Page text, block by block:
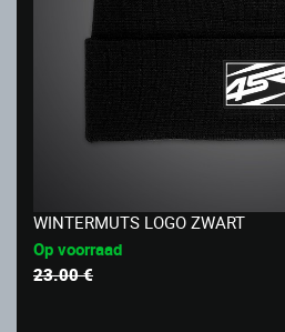
WINTERMUTS LOGO ZWART
Op voorraad
23.00 €